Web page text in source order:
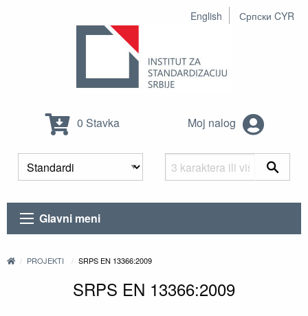
English Српски CYR
0 Stavka Moj nalog
Glavni meni
PROJEKTI SRPS EN 13366:2009
SRPS EN 13366:2009